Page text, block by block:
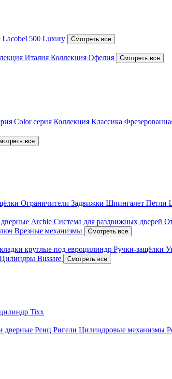
Lacobel 500 Luxury Смотреть все
Италия Коллекция Офелия Смотреть все
Color серия Коллекция Классика
все
Ограничители Задвижки Шпингалет Петли
Archie Система для раздвижных дверей
Врезные механизмы Смотреть все
круглые под евроцилиндр Ручки-защёлки
Цилиндры Bussare Смотреть все
Tixx
дверные Ренц Ригели Цилиндровые механизмы